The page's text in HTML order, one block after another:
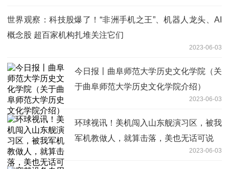
世界观察：科技股爆了！“非洲手机之王”、机器人龙头、AI
概念股 超百家机构扎堆关注它们
2023-06-03
今日报丨曲阜师范大学历史文化学院（关
于曲阜师范大学历史文化学院介绍）
2023-06-03
环球视讯！美机闯入山东舰演习区，被我
军机教做人，就算击落，美也无话可说
2023-06-03